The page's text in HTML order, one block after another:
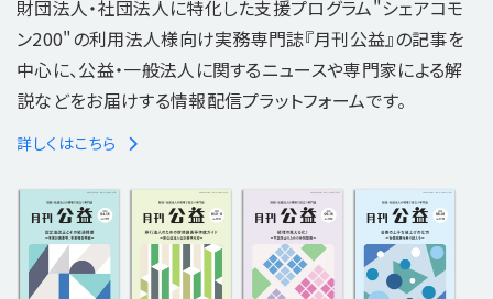
財団法人・社団法人に特化した支援プログラム"シェアコモ
ン200"の利用法人様向け実務専門誌『月刊公益』の記事を
中心に、公益・一般法人に関するニュースや専門家による解
説などをお届けする情報配信プラットフォームです。
詳しくはこちら